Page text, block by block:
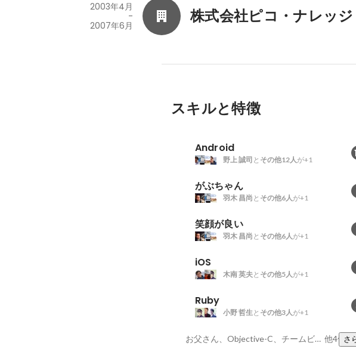
株式会社ピコ・ナレッジ
2003年4月
-
2007年6月
スキルと特徴
Android
野上 誠司 と その他12人が+1
がぶちゃん
羽木 昌尚 と その他6人が+1
笑顔が良い
羽木 昌尚 と その他6人が+1
iOS
木南 英夫と その他5人が+1
Ruby
小野 哲生と その他3人が+1
お父さん、Objective-C、チームビルディング 他4件さ